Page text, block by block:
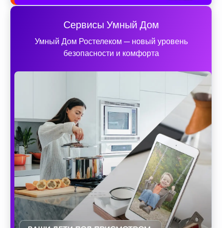
Сервисы Умный Дом
Умный Дом Ростелеком — новый уровень
безопасности и комфорта